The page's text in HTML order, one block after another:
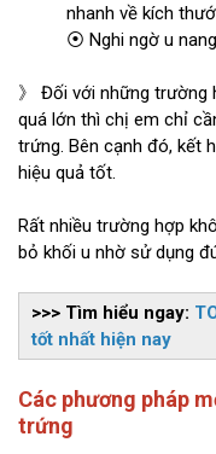
nhanh về kích
⦿ Nghi ngờ u
》 Đối với những trường
quá lớn thì chị em chỉ
trứng. Bên cạnh đó, kết
hiệu quả tốt.
Rất nhiều trường hợp
bỏ khối u nhờ sử dụng
>>> Tìm hiểu ngay:
tốt nhất hiện nay
Các phương pháp
trứng